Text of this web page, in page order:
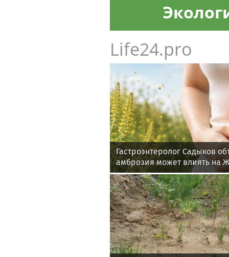
Life24.pro
Гастроэнтеролог Садыков
амброзия может влиять на